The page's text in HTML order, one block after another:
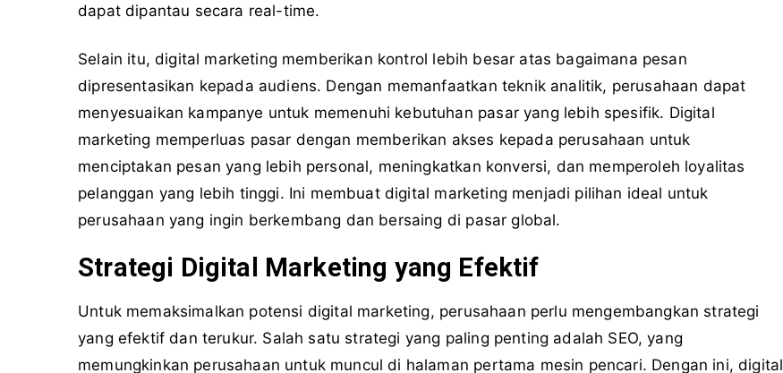
dapat dipantau secara real-time.
Selain itu, digital marketing memberikan kontrol lebih besar atas bagaimana pesan
dipresentasikan kepada audiens. Dengan memanfaatkan teknik analitik, perusahaan dapat
menyesuaikan kampanye untuk memenuhi kebutuhan pasar yang lebih spesifik. Digital
marketing memperluas pasar dengan memberikan akses kepada perusahaan untuk
menciptakan pesan yang lebih personal, meningkatkan konversi, dan memperoleh loyalitas
pelanggan yang lebih tinggi. Ini membuat digital marketing menjadi pilihan ideal untuk
perusahaan yang ingin berkembang dan bersaing di pasar global.
Strategi Digital Marketing yang Efektif
Untuk memaksimalkan potensi digital marketing, perusahaan perlu mengembangkan strategi
yang efektif dan terukur. Salah satu strategi yang paling penting adalah SEO, yang
memungkinkan perusahaan untuk muncul di halaman pertama mesin pencari. Dengan ini, digital